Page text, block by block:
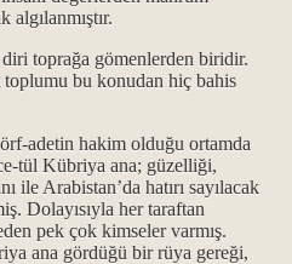
algılanmıştır.
toprağa gömenlerden biridir.
bu konudan hiç bahis
adetin hakim olduğu ortamda
tül Kübriya ana; güzelliği,
ile Arabistan’da hatırı sayılacak
Dolayısıyla her taraftan
pek çok kimseler varmış.
ana gördüğü bir rüya gereği,